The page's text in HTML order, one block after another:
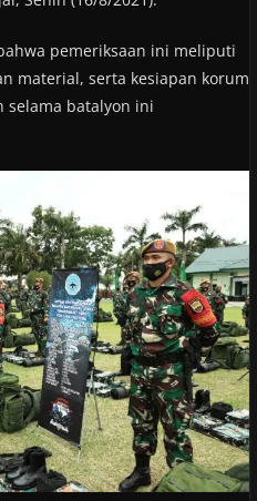
pemeriksaan ini meliputi
material, serta kesiapan korum
selama batalyon ini